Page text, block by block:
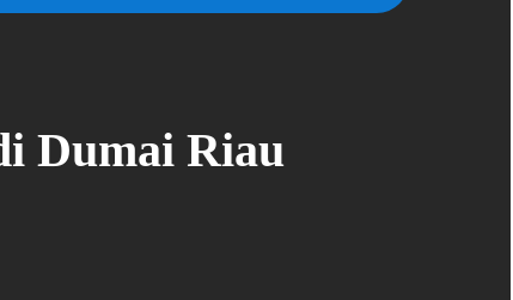
Dumai Riau